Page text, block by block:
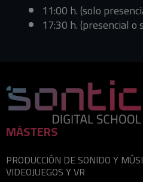
11:00 h. (solo
17:30 h. (presencial
MÁSTERS
PRODUCCIÓN DE SONIDO Y
VIDEOJUEGOS Y VR